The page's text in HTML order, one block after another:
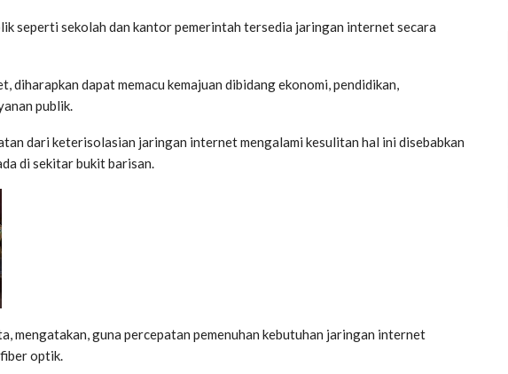
seperti sekolah dan kantor pemerintah tersedia jaringan internet secara
dapat memacu kemajuan dibidang ekonomi, pendidikan,
publik.
dari keterisolasian jaringan internet mengalami kesulitan hal ini disebabkan
di sekitar bukit barisan.
mengatakan, guna percepatan pemenuhan kebutuhan jaringan internet
optik.